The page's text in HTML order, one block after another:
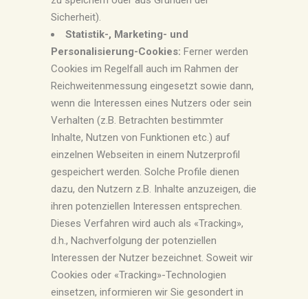
Sicherheit).
Statistik-, Marketing- und
Personalisierung-Cookies: Ferner werden
Cookies im Regelfall auch im Rahmen der
Reichweitenmessung eingesetzt sowie dann,
wenn die Interessen eines Nutzers oder sein
Verhalten (z.B. Betrachten bestimmter
Inhalte, Nutzen von Funktionen etc.) auf
einzelnen Webseiten in einem Nutzerprofil
gespeichert werden. Solche Profile dienen
dazu, den Nutzern z.B. Inhalte anzuzeigen, die
ihren potenziellen Interessen entsprechen.
Dieses Verfahren wird auch als «Tracking»,
d.h., Nachverfolgung der potenziellen
Interessen der Nutzer bezeichnet. Soweit wir
Cookies oder «Tracking»-Technologien
einsetzen, informieren wir Sie gesondert in